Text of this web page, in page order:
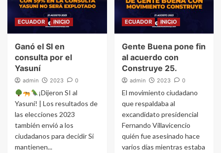
ECUADOR INICIO
Ganó el SI en
consulta por el
Yasuní
admin 2023 0
¡Dijeron SI al
Yasuní! | Los resultados de
las elecciones 2023
también envió a los
ciudadanos para decidir Si
mantienen...
ECUADOR INICIO
Gente Buena pone fin
al acuerdo con
Construye 25.
admin 2023 0
El movimiento ciudadano
que respaldaba al
excandidato presidencial
Fernando Villavicencio
quién fue asesinado hace
varios días mientras estaba